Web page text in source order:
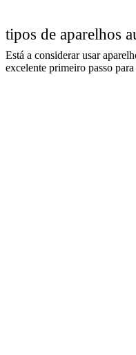
tipos de aparelhos
Está a considerar usar
excelente primeiro passo para